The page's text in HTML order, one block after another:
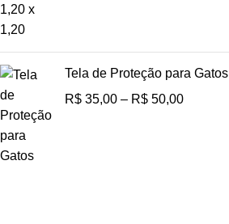
Tela de Proteção para Gatos
R$ 35,00 – R$ 50,00